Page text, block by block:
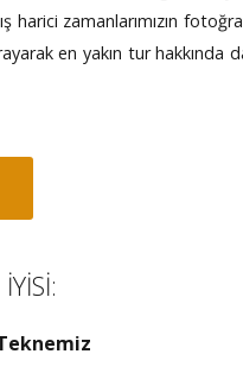
harici zamanlarımızın
en yakın tur hakkında
Teknemiz